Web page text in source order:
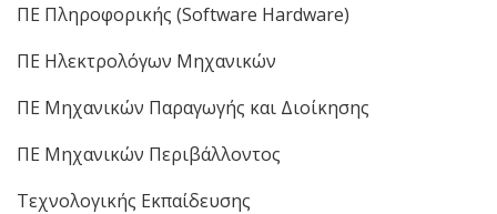
ΠΕ Πληροφορικής (Software Hardware)
ΠΕ Ηλεκτρολόγων Μηχανικών
ΠΕ Μηχανικών Παραγωγής και Διοίκησης
ΠΕ Μηχανικών Περιβάλλοντος
Τεχνολογικής Εκπαίδευσης